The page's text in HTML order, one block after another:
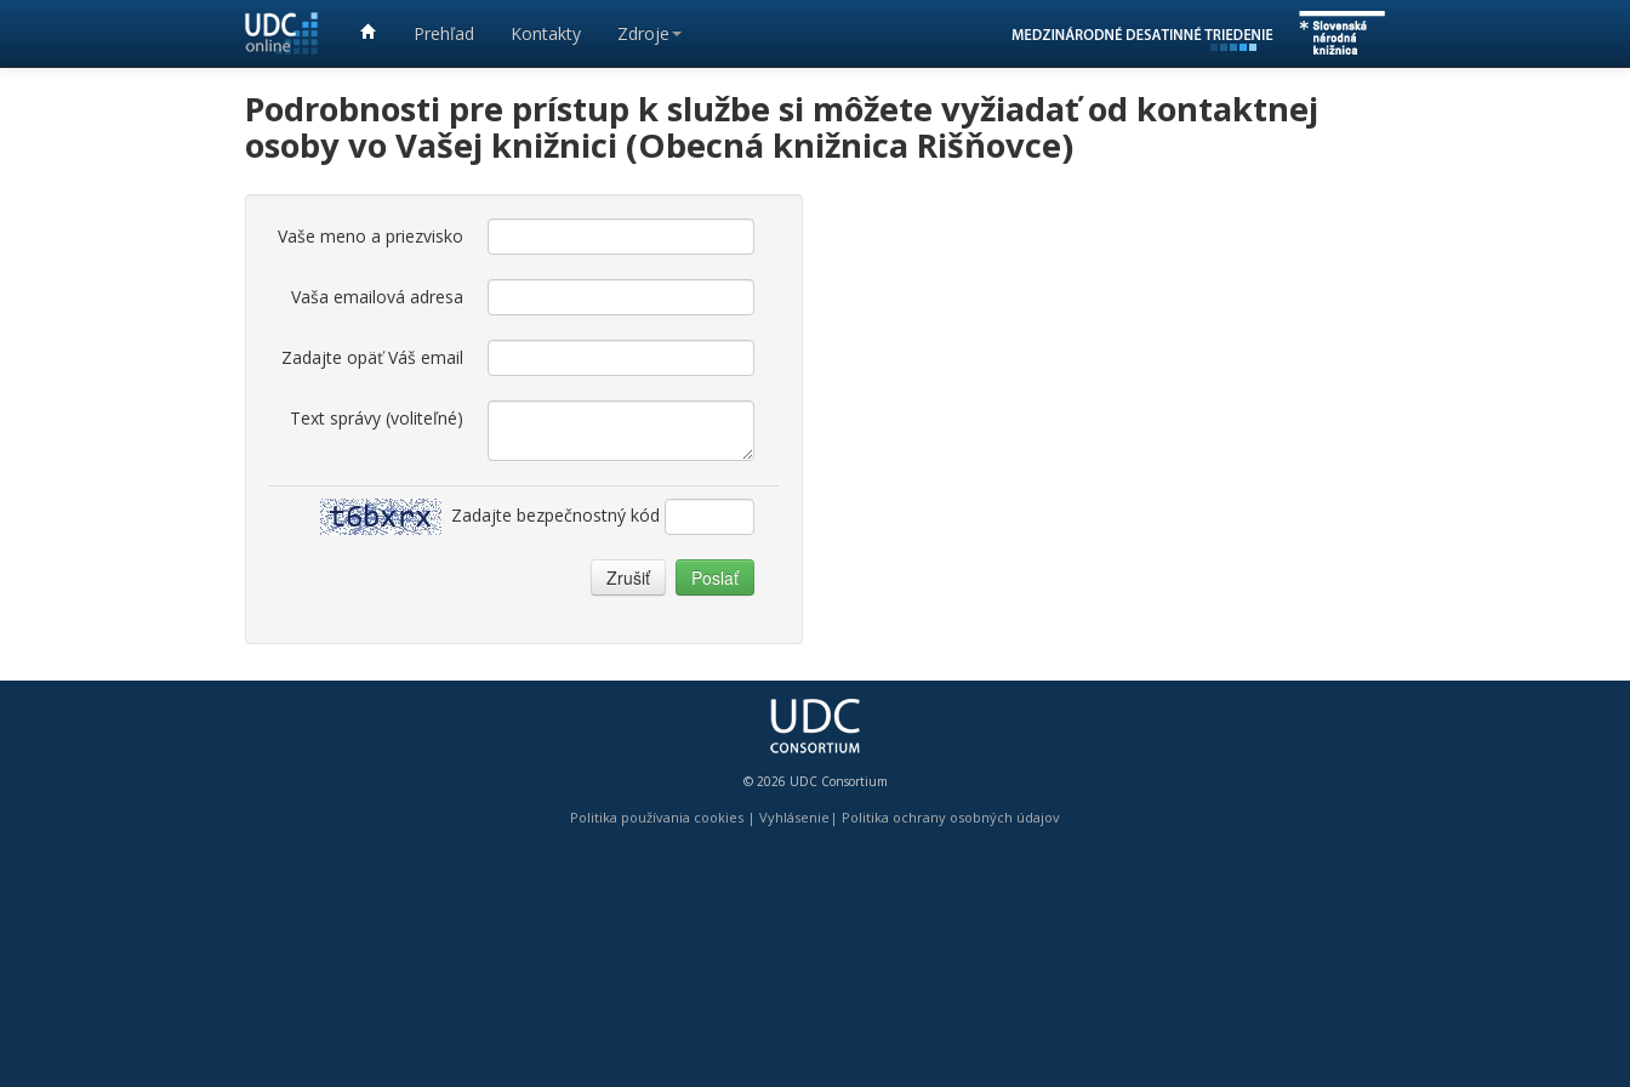
Prehľad Kontakty Zdroje
Podrobnosti pre prístup k službe si môžete vyžiadať od kontaktnej
osoby vo Vašej knižnici (Obecná knižnica Rišňovce)
Vaše meno a priezvisko
Vaša emailová adresa
Zadajte opäť Váš email
Text správy (voliteľné)
Zadajte bezpečnostný kód
Zrušiť Poslať
© 2026 UDC Consortium
Politika používania cookies | Vyhlásenie | Politika ochrany osobných údajov